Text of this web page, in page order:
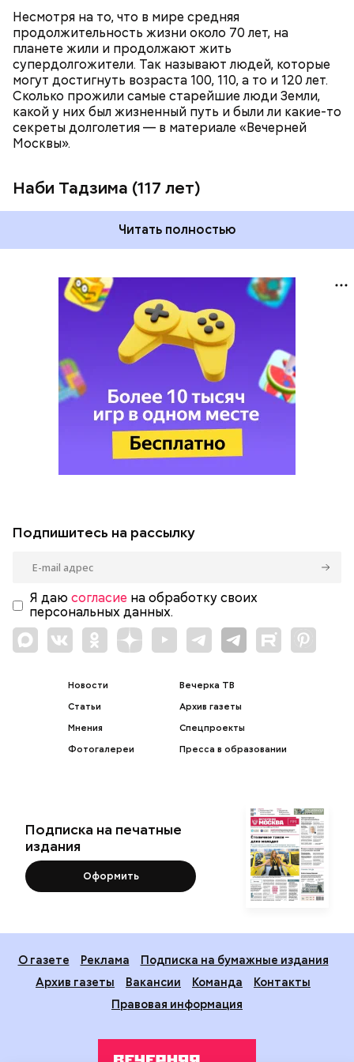
Несмотря на то, что в мире средняя
продолжительность жизни около 70 лет, на
планете жили и продолжают жить
супердолгожители. Так называют людей, которые
могут достигнуть возраста 100, 110, а то и 120 лет.
Сколько прожили самые старейшие люди Земли,
какой у них был жизненный путь и были ли какие-то
секреты долголетия — в материале «Вечерней
Москвы».
Наби Тадзима (117 лет)
Фото: public domain
Читать полностью
Подпишитесь на рассылку
Я даю согласие на обработку своих
персональных данных.
Новости
Статьи
Мнения
Фотогалереи
Вечерка ТВ
Архив газеты
Спецпроекты
Пресса в образовании
Подписка на печатные
издания
Оформить
О газете Реклама
Подписка на бумажные издания
Архив газеты
Вакансии Команда
Контакты
Правовая информация